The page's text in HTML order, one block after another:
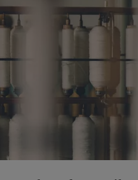
Asie
China Offshore|中国离岸
Taiwan
Moyen-Orient
Nos clients
Particuliers et familles
Investisseurs institutionnels